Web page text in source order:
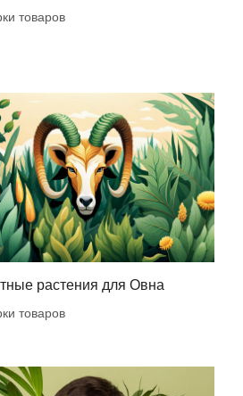
товаров
растения для Овна
товаров